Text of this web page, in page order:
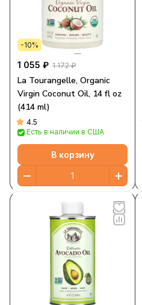
-10%
1 055 ₽ 1 172 ₽
La Tourangelle, Organic
Virgin Coconut Oil, 14 fl oz
(414 ml)
4.5
Есть в наличии в США
В корзину